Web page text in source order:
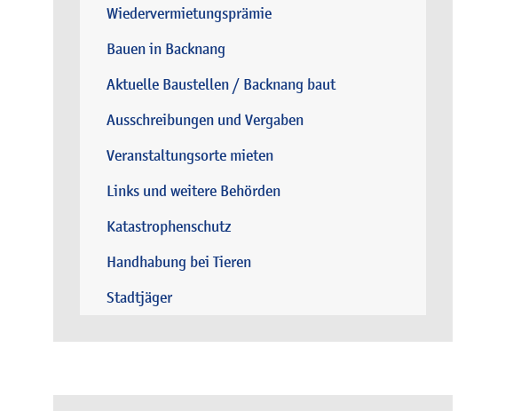
Wiedervermietungsprämie
Bauen in Backnang
Aktuelle Baustellen / Backnang baut
Ausschreibungen und Vergaben
Veranstaltungsorte mieten
Links und weitere Behörden
Katastrophenschutz
Handhabung bei Tieren
Stadtjäger